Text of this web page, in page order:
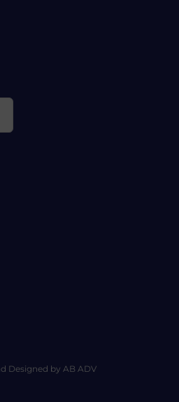
Designed by AB ADV